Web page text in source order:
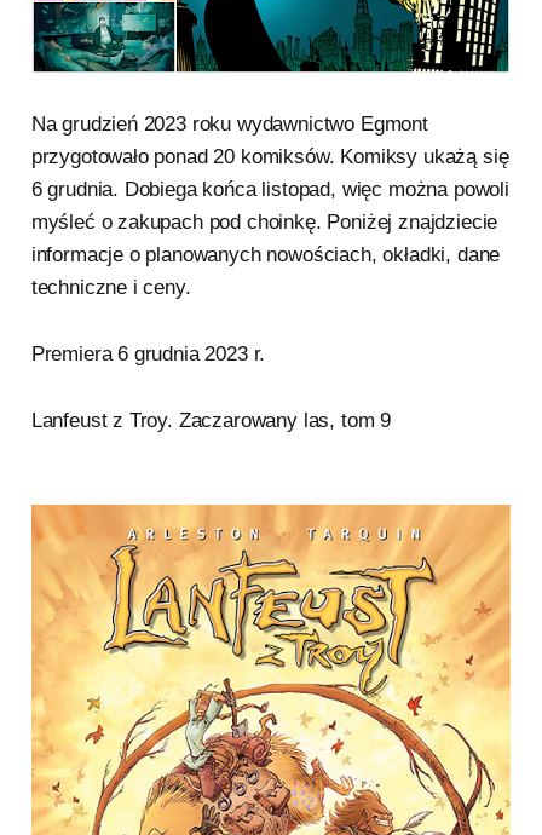
Na grudzień 2023 roku wydawnictwo Egmont
przygotowało ponad 20 komiksów. Komiksy ukażą się
6 grudnia. Dobiega końca listopad, więc można powoli
myśleć o zakupach pod choinkę. Poniżej znajdziecie
informacje o planowanych nowościach, okładki, dane
techniczne i ceny.
Premiera 6 grudnia 2023 r.
Lanfeust z Troy. Zaczarowany las, tom 9